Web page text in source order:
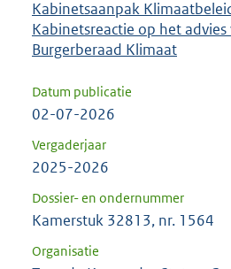
Kabinetsaanpak
Kabinetsreactie op het
Burgerberaad Klimaat
Datum publicatie
02-07-2026
Vergaderjaar
2025-2026
Dossier- en ondernummer
Kamerstuk 32813, nr. 1564
Organisatie